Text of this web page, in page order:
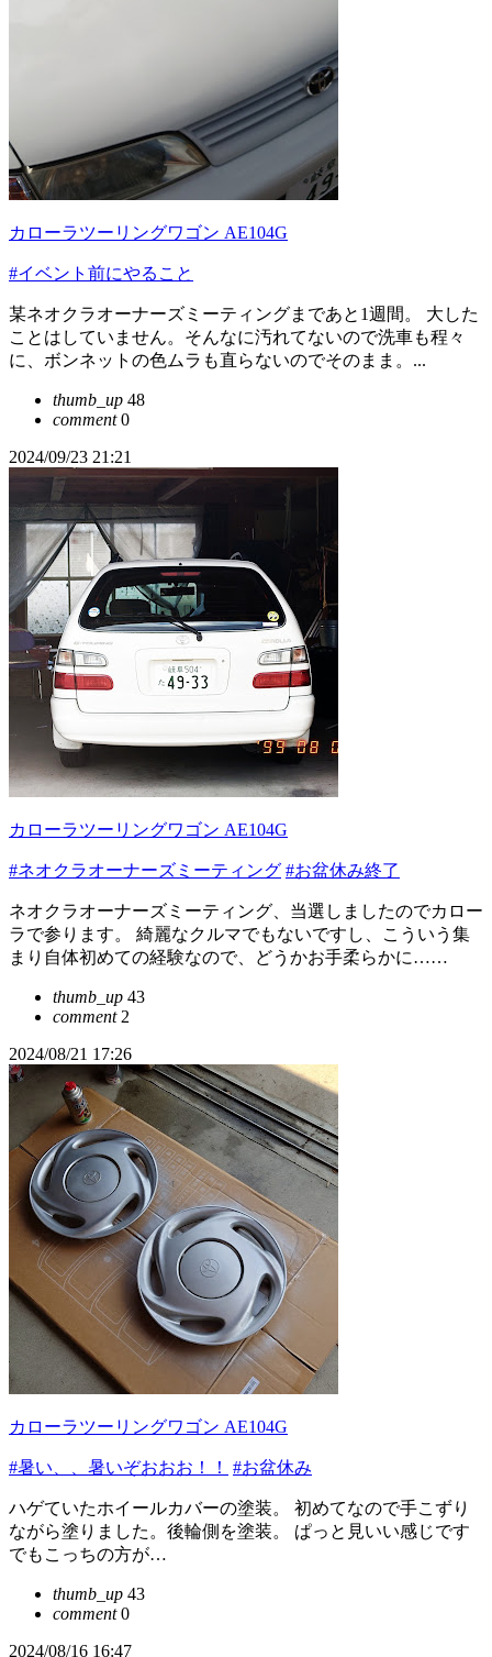
カローラツーリングワゴン AE104G
#イベント前にやること
某ネオクラオーナーズミーティングまであと1週間。 大した
ことはしていません。そんなに汚れてないので洗車も程々
に、ボンネットの色ムラも直らないのでそのまま。...
thumb_up 48
comment0
2024/09/23 21:21
カローラツーリングワゴン AE104G
#ネオクラオーナーズミーティング #お盆休み終了
ネオクラオーナーズミーティング、当選しましたのでカロー
ラで参ります。 綺麗なクルマでもないですし、こういう集
まり自体初めての経験なので、どうかお手柔らかに……
thumb_up 43
comment2
2024/08/21 17:26
カローラツーリングワゴン AE104G
#暑い、、暑いぞおおお！！ #お盆休み
ハゲていたホイールカバーの塗装。 初めてなので手こずり
ながら塗りました。後輪側を塗装。 ぱっと見いい感じです
でもこっちの方が…
thumb_up 43
comment0
2024/08/16 16:47